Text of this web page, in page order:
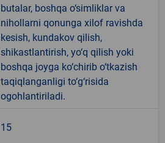
butalar, boshqa o‘simliklar va
nihollarni qonunga xilof ravishda
kesish, kundakov qilish,
shikastlantirish, yo‘q qilish yoki
boshqa joyga ko‘chirib o‘tkazish
taqiqlanganligi to‘g‘risida
ogohlantiriladi.
15